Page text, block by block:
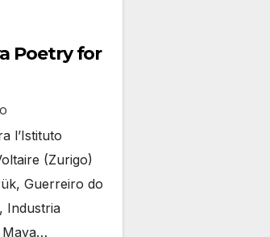
Poetry for
l’Istituto
(Zurigo)
Guerreiro do
Industria
Maya…